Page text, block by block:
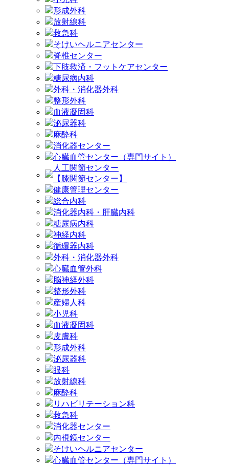
形成外科
放射線科
救急科
そけいヘルニアセンター
脊椎センター
下肢救済・フットケアセンター
糖尿病内科
外科・消化器外科
整形外科
血液凝固科
泌尿器科
麻酔科
消化器センター
心臓血管センター（専門サイト）
人工関節センター
【膝関節センター】
健康管理センター
総合内科
消化器内科・肝臓内科
糖尿病内科
神経内科
循環器内科
外科・消化器外科
心臓血管外科
脳神経外科
整形外科
産婦人科
小児科
血液凝固科
皮膚科
形成外科
泌尿器科
眼科
放射線科
麻酔科
リハビリテーション科
救急科
消化器センター
内視鏡センター
そけいヘルニアセンター
心臓血管センター（専門サイト）